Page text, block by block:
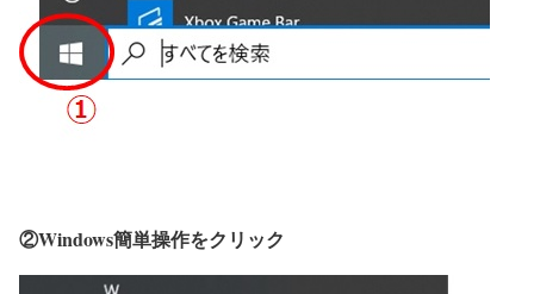
②Windows簡単操作をクリック